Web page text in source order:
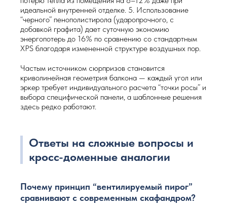
идеальной внутренней отделке. 5. Использование
“черного” пенополистирола (ударопрочного, с
добавкой графита) дает суточную экономию
энергопотерь до 16% по сравнению со стандартным
XPS благодаря измененной структуре воздушных пор.
Частым источником сюрпризов становится
криволинейная геометрия балкона — каждый угол или
эркер требует индивидуального расчета “точки росы” и
выбора специфической панели, а шаблонные решения
здесь редко работают.
Ответы на сложные вопросы и
кросс-доменные аналогии
Почему принцип “вентилируемый пирог”
сравнивают с современным скафандром?